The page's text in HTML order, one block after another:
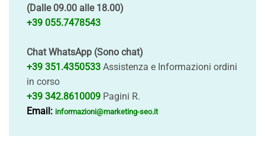
(Dalle 09.00 alle 18.00)
+39 055.7478543
Chat WhatsApp (Sono chat)
+39 351.4350533 Assistenza e Informazioni ordini
in corso
+39 342.8610009 Pagini R.
Email: informazioni@marketing-seo.it